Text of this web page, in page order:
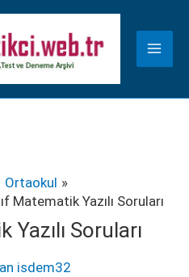
Ortaokul
Matematik Yazılı Soruları
Yazılı Soruları
isdem32